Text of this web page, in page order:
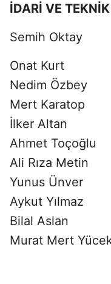
İDARİ VE
Semih Oktay
Onat Kurt
Nedim Özbey
Mert Karatop
İlker Altan
Ahmet Toçoğlu
Ali Rıza Metin
Yunus Ünver
Aykut Yılmaz
Bilal Aslan
Murat Mert